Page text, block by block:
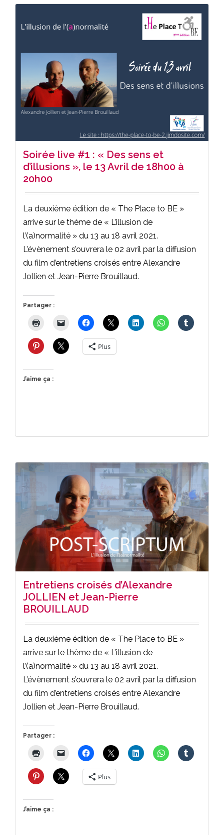
Soirée live #1 : « Des sens et
d’illusions », le 13 Avril de 18h00 à
20h00
La deuxième édition de « The Place to BE »
arrive sur le thème de « L’illusion de
l’(a)normalité » du 13 au 18 avril 2021.
L’évènement s’ouvrera le 02 avril par la diffusion
du film d’entretiens croisés entre Alexandre
Jollien et Jean-Pierre Brouillaud.
Partager :
Plus
J’aime ça :
Entretiens croisés d’Alexandre
JOLLIEN et Jean-Pierre
BROUILLAUD
La deuxième édition de « The Place to BE »
arrive sur le thème de « L’illusion de
l’(a)normalité » du 13 au 18 avril 2021.
L’évènement s’ouvrera le 02 avril par la diffusion
du film d’entretiens croisés entre Alexandre
Jollien et Jean-Pierre Brouillaud.
Partager :
Plus
J’aime ça :